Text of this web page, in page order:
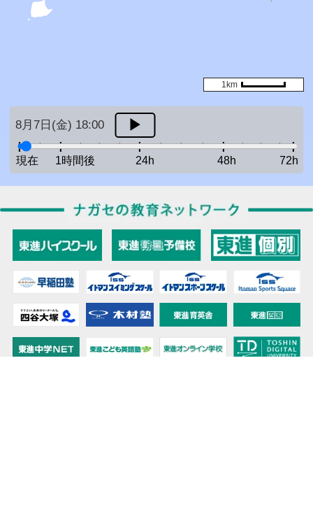
8月7日(金) 18:00
現在 1時間後 24h 48h 72h
1km